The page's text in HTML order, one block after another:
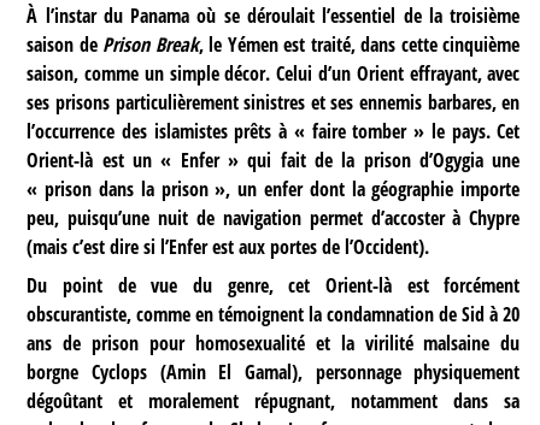
À l’instar du Panama où se déroulait l’essentiel de la troisième
saison de Prison Break, le Yémen est traité, dans cette cinquième
saison, comme un simple décor. Celui d’un Orient effrayant, avec
ses prisons particulièrement sinistres et ses ennemis barbares, en
l’occurrence des islamistes prêts à « faire tomber » le pays. Cet
Orient-là est un « Enfer » qui fait de la prison d’Ogygia une
« prison dans la prison », un enfer dont la géographie importe
peu, puisqu’une nuit de navigation permet d’accoster à Chypre
(mais c’est dire si l’Enfer est aux portes de l’Occident).
Du point de vue du genre, cet Orient-là est forcément
obscurantiste, comme en témoignent la condamnation de Sid à 20
ans de prison pour homosexualité et la virilité malsaine du
borgne Cyclops (Amin El Gamal), personnage physiquement
dégoûtant et moralement répugnant, notamment dans sa